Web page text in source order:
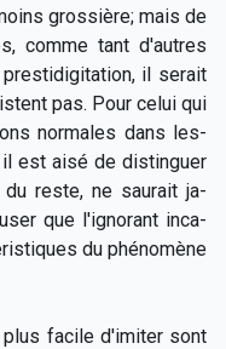
grossière; mais de
comme tant d'autres
il serait
pas. Pour celui qui
normales dans les-
est aisé de distinguer
reste, ne saurait ja-
que l'ignorant inca-
du phénomène
facile d'imiter sont